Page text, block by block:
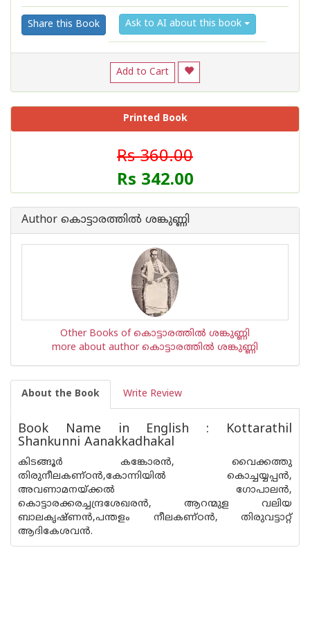
Share this Book Ask to AI about this book
Add to Cart
Printed Book
Rs 360.00
Rs 342.00
Author കൊട്ടാരത്തില്‍ ശങ്കുണ്ണി
Other Books of കൊട്ടാരത്തില്‍ ശങ്കുണ്ണി
more about author കൊട്ടാരത്തില്‍ ശങ്കുണ്ണി
About the Book Write Review
Book Name in English : Kottarathil
Shankunni Aanakkadhakal
കിടങ്ങൂർ കങ്കോരൻ, വൈക്കത്തു
തിരുനീലകണ്ഠ‌ൻ,കോന്നിയിൽ കൊച്ചയ്യപ്പൻ,
അവണാമനയ്ക്കൽ ഗോപാലൻ,
കൊട്ടാരക്കരച്ചന്ദ്രശേഖരൻ, ആറന്മുള വലിയ
ബാലകൃഷ്ണ‌ൻ,പന്തളം നീലകണ്ഠൻ, തിരുവട്ടാറ്റ്
ആദികേശവൻ.